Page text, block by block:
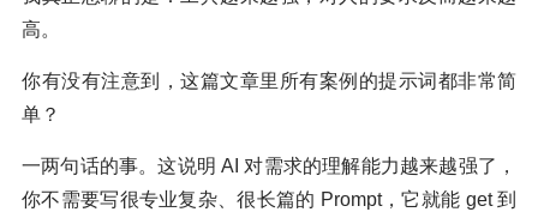
高。
你有没有注意到，这篇文章里所有案例的提示词都非常简
单？
一两句话的事。这说明 AI 对需求的理解能力越来越强了，
你不需要写很专业复杂、很长篇的 Prompt，它就能 get 到